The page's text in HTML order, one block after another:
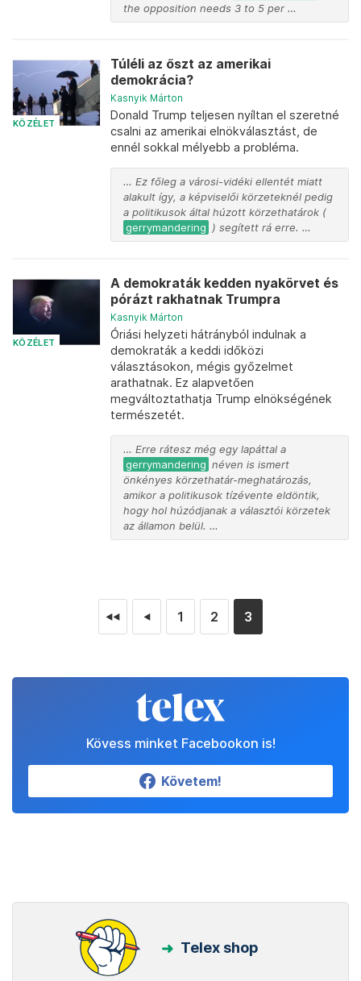
the opposition needs 3 to 5 per …
KÖZÉLET
Túléli az őszt az amerikai
demokrácia?
Kasnyik Márton
Donald Trump teljesen nyíltan el szeretné
csalni az amerikai elnökválasztást, de
ennél sokkal mélyebb a probléma.
… Ez főleg a városi-vidéki ellentét miatt
alakult így, a képviselői körzeteknél pedig
a politikusok által húzott körzethatárok (
gerrymandering ) segített rá erre. …
KÖZÉLET
A demokraták kedden nyakörvet és
pórázt rakhatnak Trumpra
Kasnyik Márton
Óriási helyzeti hátrányból indulnak a
demokraták a keddi időközi
választásokon, mégis győzelmet
arathatnak. Ez alapvetően
megváltoztathatja Trump elnökségének
természetét.
… Erre rátesz még egy lapáttal a
gerrymandering néven is ismert
önkényes körzethatár-meghatározás,
amikor a politikusok tízévente eldöntik,
hogy hol húzódjanak a választói körzetek
az államon belül. …
◄◄ ◄ 1 2 3
Kövess minket Facebookon is!
Követem!
Telex shop